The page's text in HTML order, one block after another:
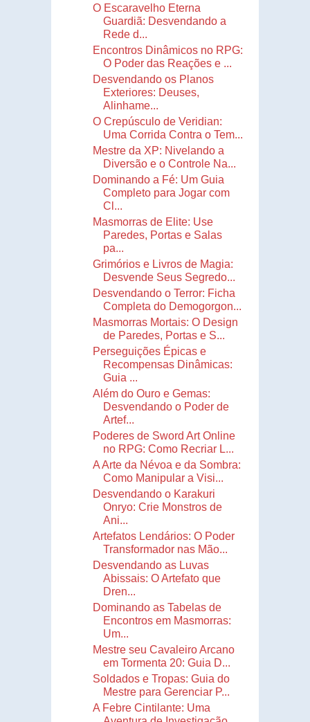
O Escaravelho Eterna
Guardiã: Desvendando a
Rede d...
Encontros Dinâmicos no RPG:
O Poder das Reações e ...
Desvendando os Planos
Exteriores: Deuses,
Alinhame...
O Crepúsculo de Veridian:
Uma Corrida Contra o Tem...
Mestre da XP: Nivelando a
Diversão e o Controle Na...
Dominando a Fé: Um Guia
Completo para Jogar com
Cl...
Masmorras de Elite: Use
Paredes, Portas e Salas
pa...
Grimórios e Livros de Magia:
Desvende Seus Segredo...
Desvendando o Terror: Ficha
Completa do Demogorgon...
Masmorras Mortais: O Design
de Paredes, Portas e S...
Perseguições Épicas e
Recompensas Dinâmicas:
Guia ...
Além do Ouro e Gemas:
Desvendando o Poder de
Artef...
Poderes de Sword Art Online
no RPG: Como Recriar L...
A Arte da Névoa e da Sombra:
Como Manipular a Visi...
Desvendando o Karakuri
Onryo: Crie Monstros de
Ani...
Artefatos Lendários: O Poder
Transformador nas Mão...
Desvendando as Luvas
Abissais: O Artefato que
Dren...
Dominando as Tabelas de
Encontros em Masmorras:
Um...
Mestre seu Cavaleiro Arcano
em Tormenta 20: Guia D...
Soldados e Tropas: Guia do
Mestre para Gerenciar P...
A Febre Cintilante: Uma